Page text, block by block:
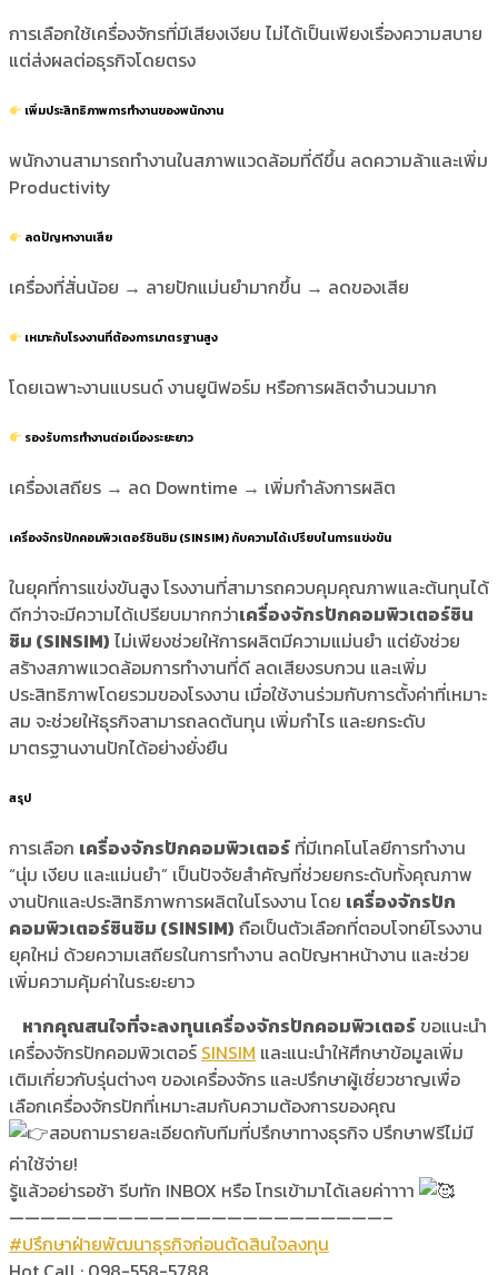
การเลือกใช้เครื่องจักรที่มีเสียงเงียบ ไม่ได้เป็นเพียงเรื่องความสบาย
แต่ส่งผลต่อธุรกิจโดยตรง
เพิ่มประสิทธิภาพการทำงานของพนักงาน
พนักงานสามารถทำงานในสภาพแวดล้อมที่ดีขึ้น ลดความล้าและเพิ่ม
Productivity
ลดปัญหางานเสีย
เครื่องที่สั่นน้อย → ลายปักแม่นยำมากขึ้น → ลดของเสีย
เหมาะกับโรงงานที่ต้องการมาตรฐานสูง
โดยเฉพาะงานแบรนด์ งานยูนิฟอร์ม หรือการผลิตจำนวนมาก
รองรับการทำงานต่อเนื่องระยะยาว
เครื่องเสถียร → ลด Downtime → เพิ่มกำลังการผลิต
เครื่องจักรปักคอมพิวเตอร์ซินซิม (SINSIM) กับความได้เปรียบในการแข่งขัน
ในยุคที่การแข่งขันสูง โรงงานที่สามารถควบคุมคุณภาพและต้นทุนได้
ดีกว่าจะมีความได้เปรียบมากกว่าเครื่องจักรปักคอมพิวเตอร์ซิน
ซิม (SINSIM) ไม่เพียงช่วยให้การผลิตมีความแม่นยำ แต่ยังช่วย
สร้างสภาพแวดล้อมการทำงานที่ดี ลดเสียงรบกวน และเพิ่ม
ประสิทธิภาพโดยรวมของโรงงาน เมื่อใช้งานร่วมกับการตั้งค่าที่เหมาะ
สม จะช่วยให้ธุรกิจสามารถลดต้นทุน เพิ่มกำไร และยกระดับ
มาตรฐานงานปักได้อย่างยั่งยืน
สรุป
การเลือก เครื่องจักรปักคอมพิวเตอร์ ที่มีเทคโนโลยีการทำงาน
“นุ่ม เงียบ และแม่นยำ” เป็นปัจจัยสำคัญที่ช่วยยกระดับทั้งคุณภาพ
งานปักและประสิทธิภาพการผลิตในโรงงาน โดย เครื่องจักรปัก
คอมพิวเตอร์ซินซิม (SINSIM) ถือเป็นตัวเลือกที่ตอบโจทย์โรงงาน
ยุคใหม่ ด้วยความเสถียรในการทำงาน ลดปัญหาหน้างาน และช่วย
เพิ่มความคุ้มค่าในระยะยาว
หากคุณสนใจที่จะลงทุนเครื่องจักรปักคอมพิวเตอร์ ขอแนะนำ
เครื่องจักรปักคอมพิวเตอร์ SINSIM และแนะนำให้ศึกษาข้อมูลเพิ่ม
เติมเกี่ยวกับรุ่นต่างๆ ของเครื่องจักร และปรึกษาผู้เชี่ยวชาญเพื่อ
เลือกเครื่องจักรปักที่เหมาะสมกับความต้องการของคุณ
สอบถามรายละเอียดกับทีมที่ปรึกษาทางธุรกิจ ปรึกษาฟรีไม่มี
ค่าใช้จ่าย!
รู้แล้วอย่ารอช้า รีบทัก INBOX หรือ โทรเข้ามาได้เลยค่าาาา
————————————————————————–
#ปรึกษาฝ่ายพัฒนาธุรกิจก่อนตัดสินใจลงทุน